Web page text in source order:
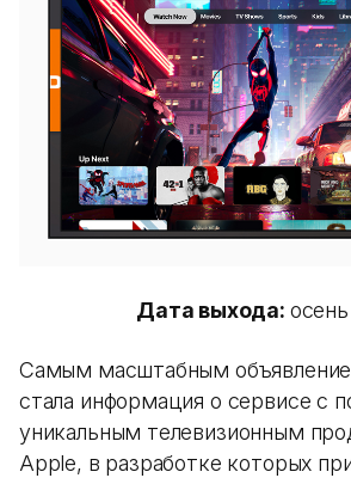
Дата выхода:
Самым масштабным
стала информация о сервисе с
уникальным телевизионным
Apple, в разработке которых